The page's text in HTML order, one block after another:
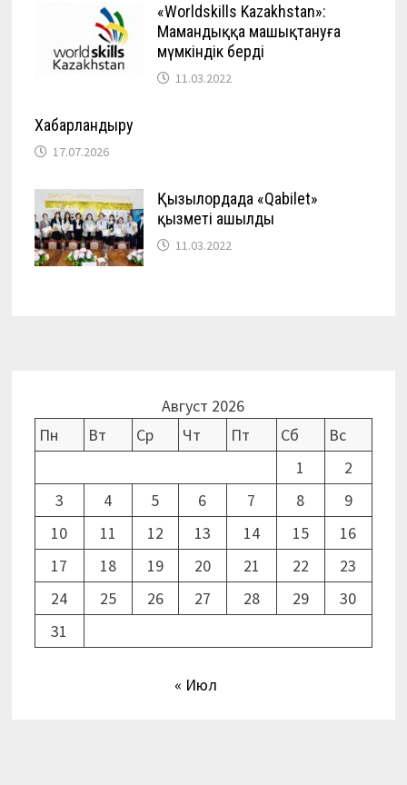
«Worldskills Kazakhstan»:
Мамандыққа машықтануға
мүмкіндік берді
11.03.2022
Хабарландыру
17.07.2026
Қызылордада «Qabilet»
қызметі ашылды
11.03.2022
Август 2026
Пн
Вт Ср Чт Пт Сб
Вс
1
2
3
4 5 6 7 8
9
10
11 12 13 14 15
16
17
18 19 20 21 22
23
24
25 26 27 28 29
30
31
« Июл